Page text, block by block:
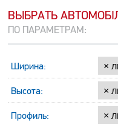
ВЫБРАТЬ
ПО ПАРАМЕТРАМ:
Ширина:
Высота:
Профиль: